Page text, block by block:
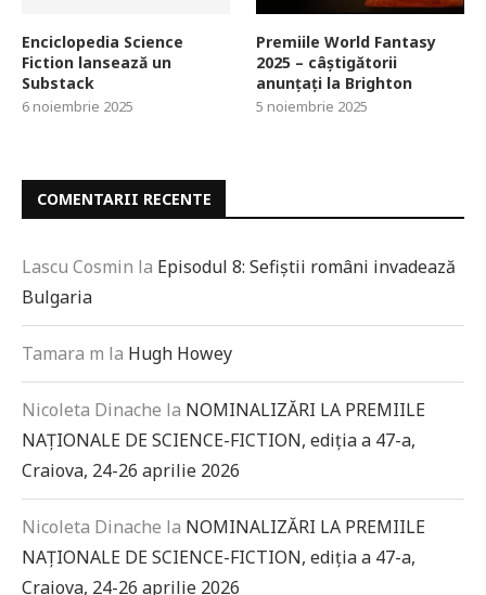
Enciclopedia Science
Fiction lansează un
Substack
6 noiembrie 2025
Premiile World Fantasy
2025 – câștigătorii
anunțați la Brighton
5 noiembrie 2025
COMENTARII RECENTE
Lascu Cosmin la Episodul 8: Sefiștii români invadează
Bulgaria
Tamara m la Hugh Howey
Nicoleta Dinache la NOMINALIZĂRI LA PREMIILE
NAȚIONALE DE SCIENCE-FICTION, ediția a 47-a,
Craiova, 24-26 aprilie 2026
Nicoleta Dinache la NOMINALIZĂRI LA PREMIILE
NAȚIONALE DE SCIENCE-FICTION, ediția a 47-a,
Craiova, 24-26 aprilie 2026